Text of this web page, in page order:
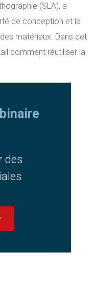
(SLA), a
de conception et la
matériaux. Dans cet
comment réutiliser la
des